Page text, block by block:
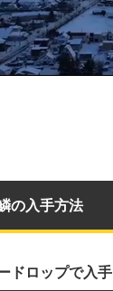
の入手方法
ドロップで入手